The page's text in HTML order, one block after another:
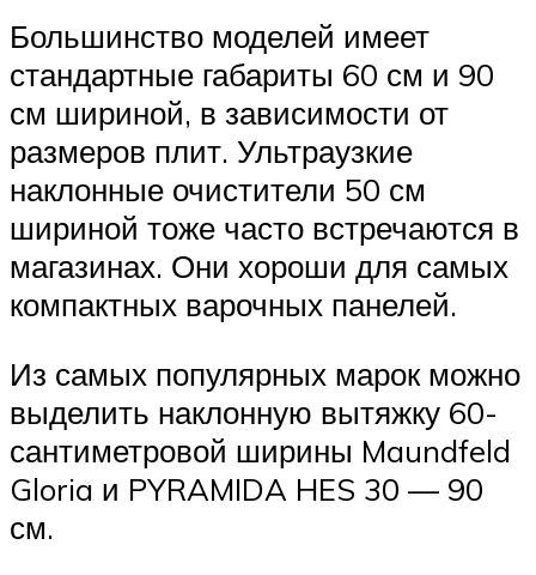
Большинство моделей имеет
стандартные габариты 60 см и 90
см шириной, в зависимости от
размеров плит. Ультраузкие
наклонные очистители 50 см
шириной тоже часто встречаются в
магазинах. Они хороши для самых
компактных варочных панелей.
Из самых популярных марок можно
выделить наклонную вытяжку 60-
сантиметровой ширины Maundfeld
Gloria и PYRAMIDA HES 30 — 90
см.